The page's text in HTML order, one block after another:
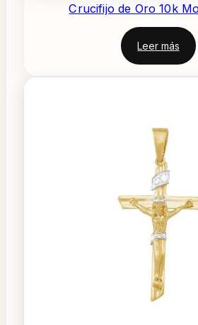
Crucifijo de Oro 10k
Leer más